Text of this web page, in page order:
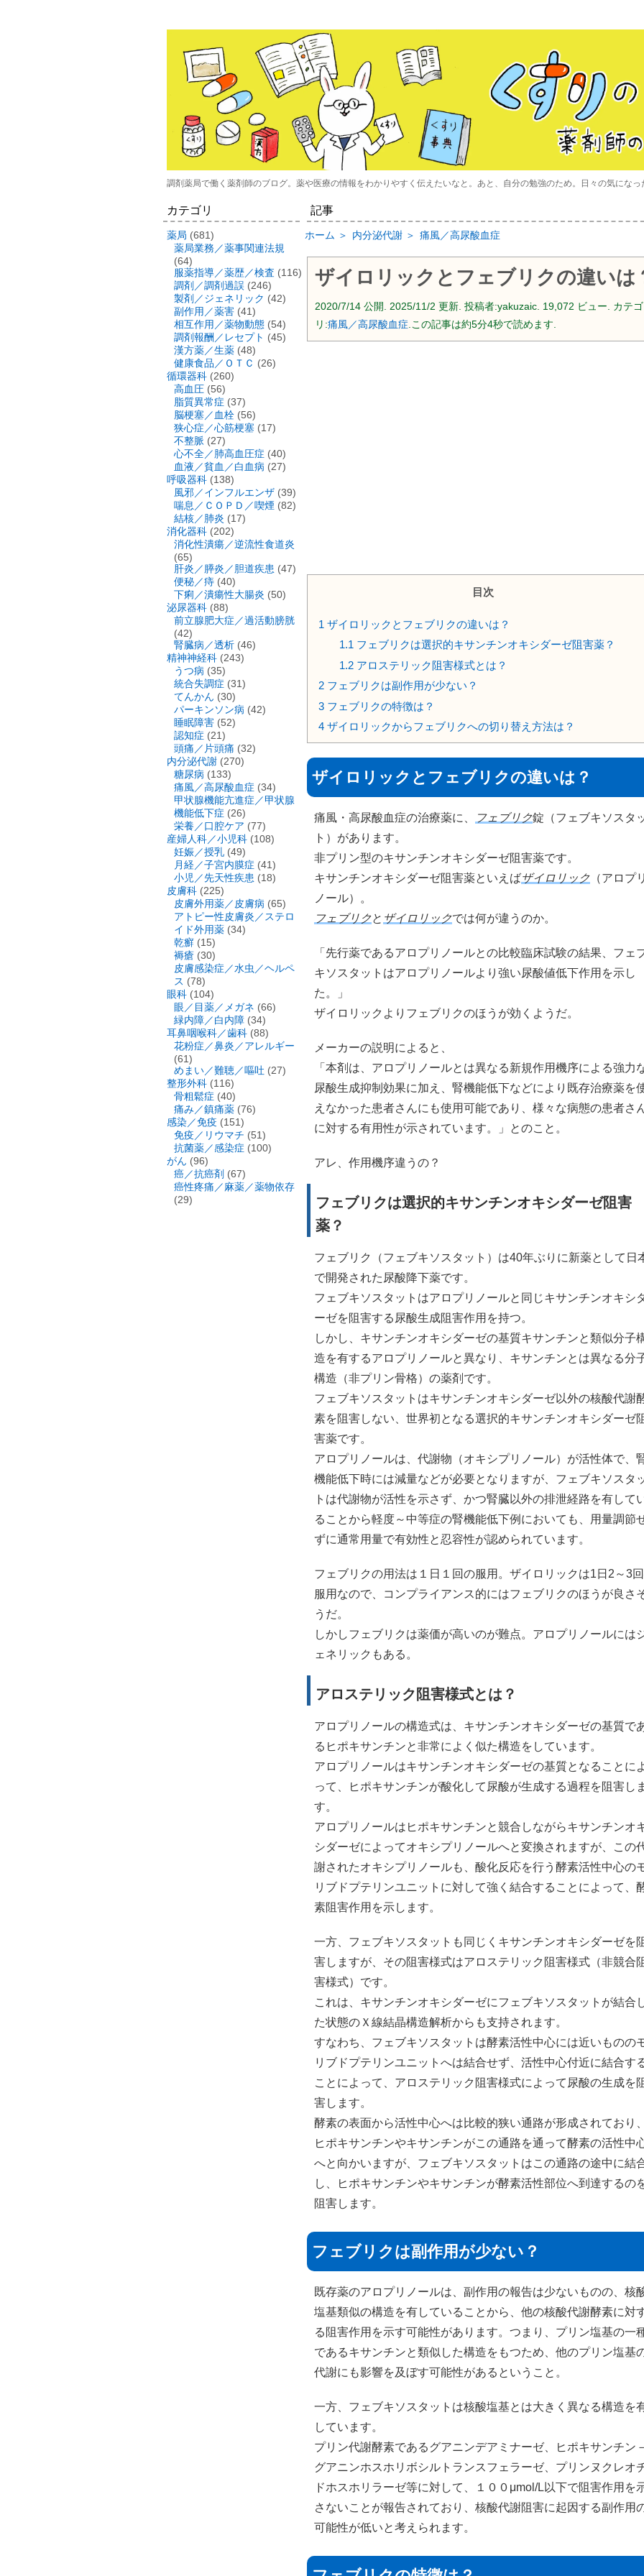
調剤薬局で働く薬剤師のブログ。薬や医療の情報をわかりやすく伝えたいなと。あと、自分の勉強のため。日々の気になっ
記事
ホーム ＞ 内分泌代謝 ＞ 痛風／高尿酸血症
ザイロリックとフェブリクの違いは
2020/7/14 公開. 2025/11/2 更新. 投稿者:yakuzaic. 19,072 ビュー. カテゴ
リ:痛風／高尿酸血症 .この記事は約5分4秒で読めます.
目次
1 ザイロリックとフェブリクの違いは？
1.1 フェブリクは選択的キサンチンオキシダーゼ阻害薬？
1.2アロステリック阻害様式とは？
2 フェブリクは副作用が少ない？
3 フェブリクの特徴は？
4 ザイロリックからフェブリクへの切り替え方法は？
ザイロリックとフェブリクの違いは？
痛風・高尿酸血症の治療薬に、 フェブリク錠（フェブキソスタ
ト）があります。
非プリン型のキサンチンオキシダーゼ阻害薬です。
キサンチンオキシダーゼ阻害薬といえばザイロリック （アロプリ
ノール）。
フェブリクと ザイロリックでは何が違うのか。
「先行薬であるアロプリノールとの比較臨床試験の結果、フェ
キソスタットはアロプリノールより強い尿酸値低下作用を示し
た。」
ザイロリックよりフェブリクのほうが効くようだ。
メーカーの説明によると、
「本剤は、アロプリノールとは異なる新規作用機序による強力
尿酸生成抑制効果に加え、腎機能低下などにより既存治療薬を
えなかった患者さんにも使用可能であり、様々な病態の患者さ
に対する有用性が示されています。」とのこと。
アレ、作用機序違うの？
フェブリクは選択的キサンチンオキシダーゼ阻害
薬？
フェブリク（フェブキソスタット）は40年ぶりに新薬として日
で開発された尿酸降下薬です。
フェブキソスタットはアロプリノールと同じキサンチンオキシ
ーゼを阻害する尿酸生成阻害作用を持つ。
しかし、キサンチンオキシダーゼの基質キサンチンと類似分子
造を有するアロプリノールと異なり、キサンチンとは異なる分
構造（非プリン骨格）の薬剤です。
フェブキソスタットはキサンチンオキシダーゼ以外の核酸代謝
素を阻害しない、世界初となる選択的キサンチンオキシダーゼ
害薬です。
アロプリノールは、代謝物（オキシプリノール）が活性体で、
機能低下時には減量などが必要となりますが、フェブキソスタ
トは代謝物が活性を示さず、かつ腎臓以外の排泄経路を有して
ることから軽度～中等症の腎機能低下例においても、用量調節
ずに通常用量で有効性と忍容性が認められています。
フェブリクの用法は１日１回の服用。ザイロリックは1日2～3
服用なので、コンプライアンス的にはフェブリクのほうが良さ
うだ。
しかしフェブリクは薬価が高いのが難点。アロプリノールには
ェネリックもある。
アロステリック阻害様式とは？
アロプリノールの構造式は、キサンチンオキシダーゼの基質で
るヒポキサンチンと非常によく似た構造をしています。
アロプリノールはキサンチンオキシダーゼの基質となることに
って、ヒポキサンチンが酸化して尿酸が生成する過程を阻害しま
す。
アロプリノールはヒポキサンチンと競合しながらキサンチンオ
シダーゼによってオキシプリノールへと変換されますが、この
謝されたオキシプリノールも、酸化反応を行う酵素活性中心の
リブドプテリンユニットに対して強く結合することによって、
素阻害作用を示します。
一方、フェブキソスタットも同じくキサンチンオキシダーゼを
害しますが、その阻害様式はアロステリック阻害様式（非競合
害様式）です。
これは、キサンチンオキシダーゼにフェブキソスタットが結合
た状態のＸ線結晶構造解析からも支持されます。
すなわち、フェブキソスタットは酵素活性中心には近いものの
リブドプテリンユニットへは結合せず、活性中心付近に結合す
ことによって、アロステリック阻害様式によって尿酸の生成を
害します。
酵素の表面から活性中心へは比較的狭い通路が形成されており、
ヒポキサンチンやキサンチンがこの通路を通って酵素の活性中
へと向かいますが、フェブキソスタットはこの通路の途中に結
し、ヒポキサンチンやキサンチンが酵素活性部位へ到達するの
阻害します。
フェブリクは副作用が少ない？
既存薬のアロプリノールは、副作用の報告は少ないものの、核
塩基類似の構造を有していることから、他の核酸代謝酵素に対
る阻害作用を示す可能性があります。つまり、プリン塩基の一
であるキサンチンと類似した構造をもつため、他のプリン塩基
代謝にも影響を及ぼす可能性があるということ。
一方、フェブキソスタットは核酸塩基とは大きく異なる構造を
しています。
プリン代謝酵素であるグアニンデアミナーゼ、ヒポキサンチン－
グアニンホスホリボシルトランスフェラーゼ、プリンヌクレオ
ドホスホリラーゼ等に対して、１００μmol/L以下で阻害作用を
さないことが報告されており、核酸代謝阻害に起因する副作用
可能性が低いと考えられます。
カテゴリ
薬局 (681)
薬局業務／薬事関連法規
(64)
服薬指導／薬歴／検査 (116)
調剤／調剤過誤 (246)
製剤／ジェネリック (42)
副作用／薬害 (41)
相互作用／薬物動態 (54)
調剤報酬／レセプト (45)
漢方薬／生薬 (48)
健康食品／ＯＴＣ (26)
循環器科 (260)
高血圧 (56)
脂質異常症 (37)
脳梗塞／血栓 (56)
狭心症／心筋梗塞 (17)
不整脈 (27)
心不全／肺高血圧症 (40)
血液／貧血／白血病 (27)
呼吸器科 (138)
風邪／インフルエンザ (39)
喘息／ＣＯＰＤ／喫煙 (82)
結核／肺炎 (17)
消化器科 (202)
消化性潰瘍／逆流性食道炎
(65)
肝炎／膵炎／胆道疾患 (47)
便秘／痔 (40)
下痢／潰瘍性大腸炎 (50)
泌尿器科 (88)
前立腺肥大症／過活動膀胱
(42)
腎臓病／透析 (46)
精神神経科 (243)
うつ病 (35)
統合失調症 (31)
てんかん (30)
パーキンソン病 (42)
睡眠障害 (52)
認知症 (21)
頭痛／片頭痛 (32)
内分泌代謝 (270)
糖尿病 (133)
痛風／高尿酸血症 (34)
甲状腺機能亢進症／甲状腺
機能低下症 (26)
栄養／口腔ケア (77)
産婦人科／小児科 (108)
妊娠／授乳 (49)
月経／子宮内膜症 (41)
小児／先天性疾患 (18)
皮膚科 (225)
皮膚外用薬／皮膚病 (65)
アトピー性皮膚炎／ステロ
イド外用薬 (34)
乾癬 (15)
褥瘡 (30)
皮膚感染症／水虫／ヘルペ
ス (78)
眼科 (104)
眼／目薬／メガネ (66)
緑内障／白内障 (34)
耳鼻咽喉科／歯科 (88)
花粉症／鼻炎／アレルギー
(61)
めまい／難聴／嘔吐 (27)
整形外科 (116)
骨粗鬆症 (40)
痛み／鎮痛薬 (76)
感染／免疫 (151)
免疫／リウマチ (51)
抗菌薬／感染症 (100)
がん (96)
癌／抗癌剤 (67)
癌性疼痛／麻薬／薬物依存
(29)